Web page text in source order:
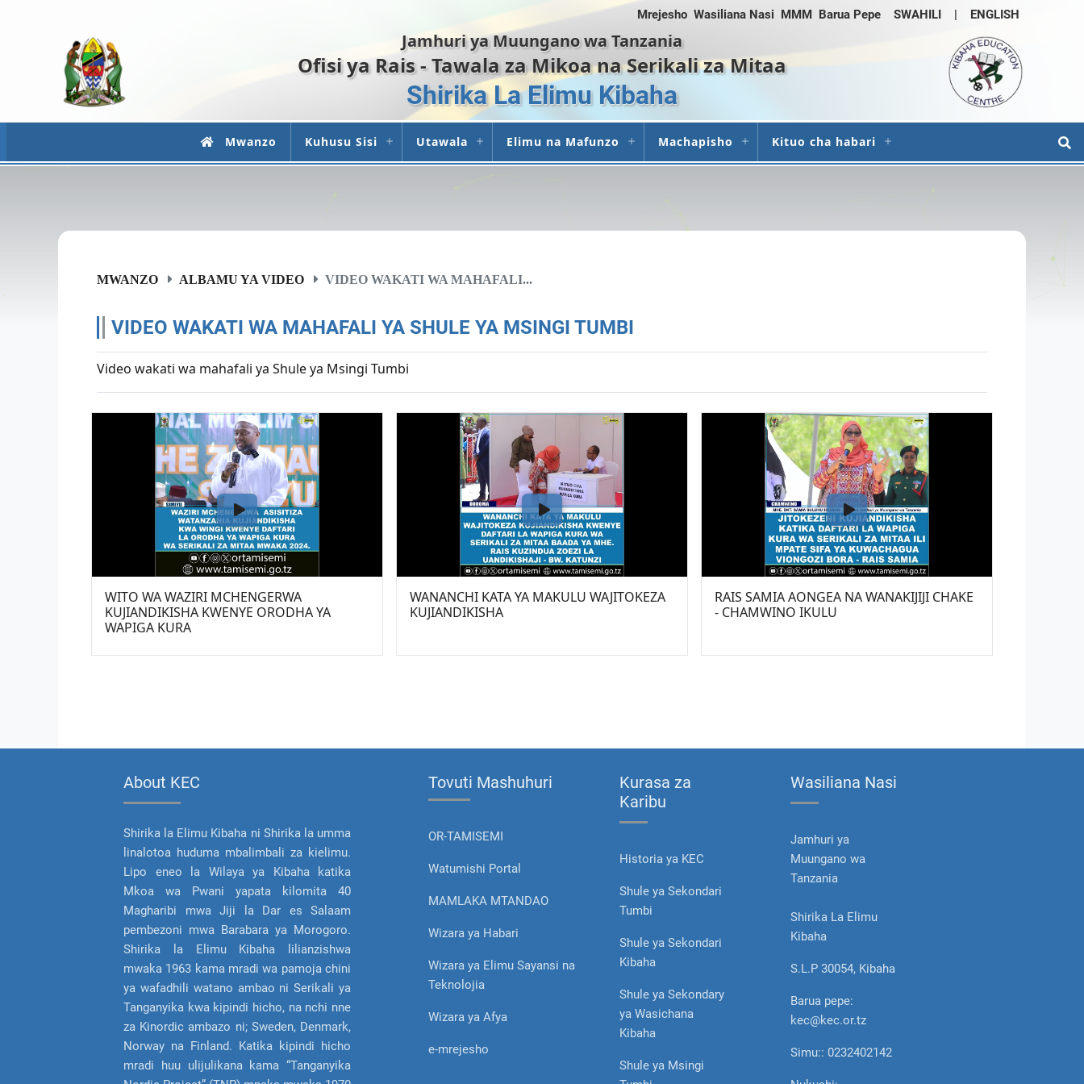
Mrejesho Wasiliana Nasi MMM Barua Pepe SWAHILI | ENGLISH
Jamhuri ya Muungano wa Tanzania
Ofisi ya Rais - Tawala za Mikoa na Serikali za Mitaa
Shirika La Elimu Kibaha
Mwanzo Kuhusu Sisi Utawala Elimu na Mafunzo Machapisho Kituo cha habari
MWANZO ALBAMU YA VIDEO VIDEO WAKATI WA MAHAFALI...
VIDEO WAKATI WA MAHAFALI YA SHULE YA MSINGI TUMBI
Video wakati wa mahafali ya Shule ya Msingi Tumbi
WITO WA WAZIRI MCHENGERWA
KUJIANDIKISHA KWENYE ORODHA YA
WAPIGA KURA
WANANCHI KATA YA MAKULU WAJITOKEZA
KUJIANDIKISHA
RAIS SAMIA AONGEA NA WANAKIJIJI CHAKE
- CHAMWINO IKULU
About KEC
Shirika la Elimu Kibaha ni Shirika la umma
linalotoa huduma mbalimbali za kielimu.
Lipo eneo la Wilaya ya Kibaha katika
Mkoa wa Pwani yapata kilomita 40
Magharibi mwa Jiji la Dar es Salaam
pembezoni mwa Barabara ya Morogoro.
Shirika la Elimu Kibaha lilianzishwa
mwaka 1963 kama mradi wa pamoja chini
ya wafadhili watano ambao ni Serikali ya
Tanganyika kwa kipindi hicho, na nchi nne
za Kinordic ambazo ni; Sweden, Denmark,
Norway na Finland. Katika kipindi hicho
mradi huu ulijulikana kama “Tanganyika
Tovuti Mashuhuri
OR-TAMISEMI
Watumishi Portal
MAMLAKA MTANDAO
Wizara ya Habari
Wizara ya Elimu Sayansi na
Teknolojia
Wizara ya Afya
e-mrejesho
Kurasa za
Karibu
Historia ya KEC
Shule ya Sekondari
Tumbi
Shule ya Sekondari
Kibaha
Shule ya Sekondary
ya Wasichana
Kibaha
Shule ya Msingi
Wasiliana Nasi
Jamhuri ya
Muungano wa
Tanzania
Shirika La Elimu
Kibaha
S.L.P 30054, Kibaha
Barua pepe:
kec@kec.or.tz
Simu:: 0232402142